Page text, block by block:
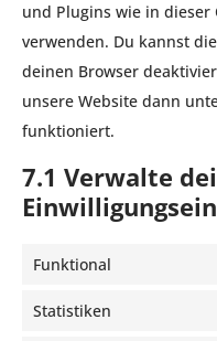
und Plugins wie in dieser
verwenden. Du kannst
deinen Browser
unsere Website dann
funktioniert.
7.1 Verwalte
Funktional
Statistiken